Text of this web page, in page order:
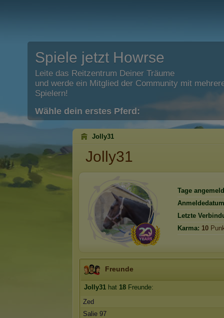
Spiele jetzt Howrse
Leite das Reitzentrum Deiner Träume
und werde ein Mitglied der Community mit
Spielern!
Wähle dein erstes Pferd:
Jolly31
Jolly31
Tage
Letzte
Karma: 10
Freunde
Jolly31 hat 18 Freunde:
Zed
Salie 97